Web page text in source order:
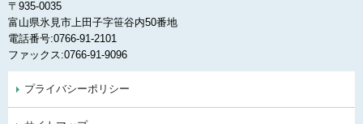
〒935-0035
富山県氷見市上田子字笹谷内50番地
電話番号:0766-91-2101
ファックス:0766-91-9096
プライバシーポリシー